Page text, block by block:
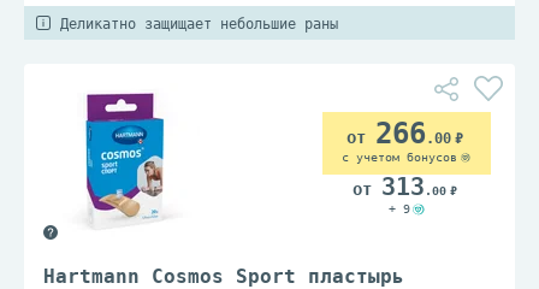
Деликатно защищает небольшие раны
Hartmann Cosmos Sport пластырь
266.00
с учетом бонусов
313 .00
+ 9